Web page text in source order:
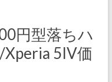
円型落ちハ
5IV価